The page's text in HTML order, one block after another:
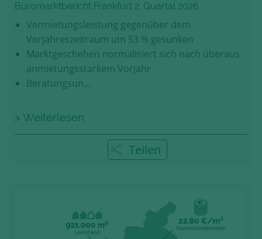
Büromarktbericht Frankfurt 2. Quartal 2026
Vermietungsleistung gegenüber dem
Vorjahreszeitraum um 53 % gesunken
Marktgeschehen normalisiert sich nach überaus
anmietungsstarkem Vorjahr
Beratungsun…
> Weiterlesen
Teilen